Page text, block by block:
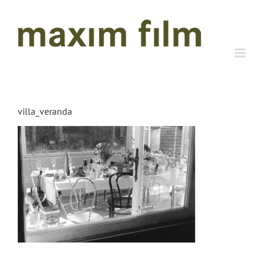
springen
villa_veranda